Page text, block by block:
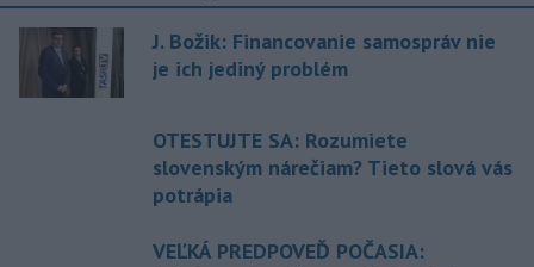
J. Božik: Financovanie samospráv nie
je ich jediný problém
OTESTUJTE SA: Rozumiete
slovenským nárečiam? Tieto slová vás
potrápia
VEĽKÁ PREDPOVEĎ POČASIA: